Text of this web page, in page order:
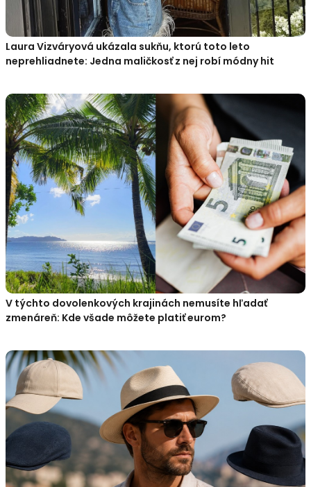
Laura Vizváryová ukázala sukňu, ktorú toto leto
neprehliadnete: Jedna maličkosť z nej robí módny hit
V týchto dovolenkových krajinách nemusíte hľadať
zmenáreň: Kde všade môžete platiť eurom?